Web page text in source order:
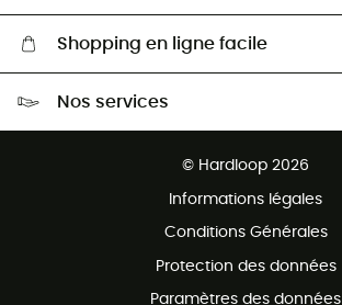
Shopping en ligne facile
Nos services
© Hardloop 2026
Informations légales
Conditions Générales
Protection des données
Paramètres des données